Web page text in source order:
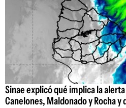
Sinae explicó qué implica la
Canelones, Maldonado y Rocha y